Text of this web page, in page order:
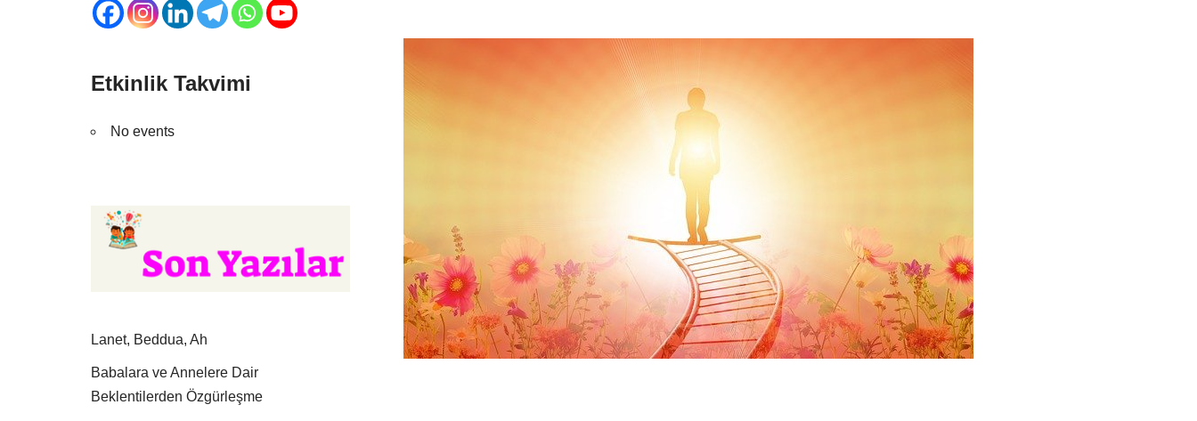
Etkinlik Takvimi
No events
Lanet, Beddua, Ah
Babalara ve Annelere Dair
Beklentilerden Özgürleşme